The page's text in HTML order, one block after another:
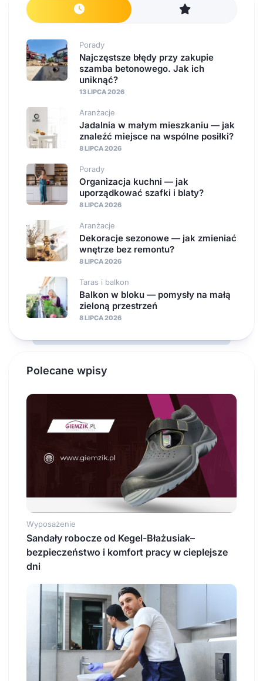
Porady
Najczęstsze błędy przy zakupie
szamba betonowego. Jak ich
uniknąć?
13 LIPCA 2026
Aranżacje
Jadalnia w małym mieszkaniu — jak
znaleźć miejsce na wspólne posiłki?
8 LIPCA 2026
Porady
Organizacja kuchni — jak
uporządkować szafki i blaty?
8 LIPCA 2026
Aranżacje
Dekoracje sezonowe — jak zmieniać
wnętrze bez remontu?
8 LIPCA 2026
Taras i balkon
Balkon w bloku — pomysły na małą
zieloną przestrzeń
8 LIPCA 2026
Polecane wpisy
Wyposażenie
Sandały robocze od Kegel-Błażusiak–
bezpieczeństwo i komfort pracy w cieplejsze
dni